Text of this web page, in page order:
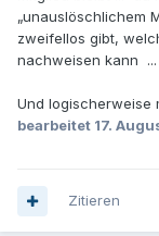
„unauslöschlichem
zweifellos gibt,
nachweisen kann ...
Und logischerweise
bearbeitet 17.
Zitieren